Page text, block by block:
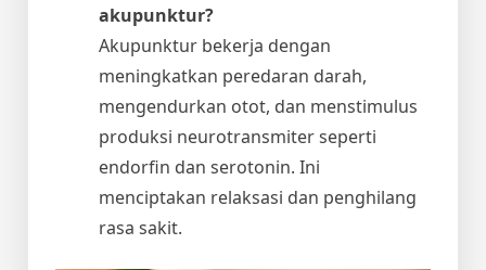
akupunktur?
Akupunktur bekerja dengan
meningkatkan peredaran darah,
mengendurkan otot, dan menstimulus
produksi neurotransmiter seperti
endorfin dan serotonin. Ini
menciptakan relaksasi dan penghilang
rasa sakit.